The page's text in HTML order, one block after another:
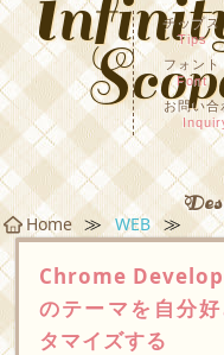
チップス
Tips
フォント
Font
お問い合
Home ≫ WEB ≫
Chrome
のテーマを自分
タマイズする